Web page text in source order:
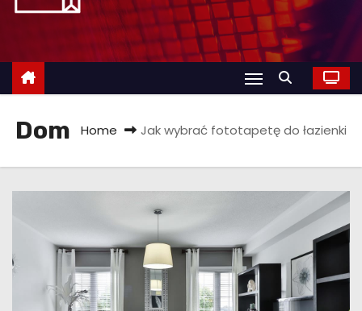
n
Dom Home Jak wybrać fototapetę do łazienki